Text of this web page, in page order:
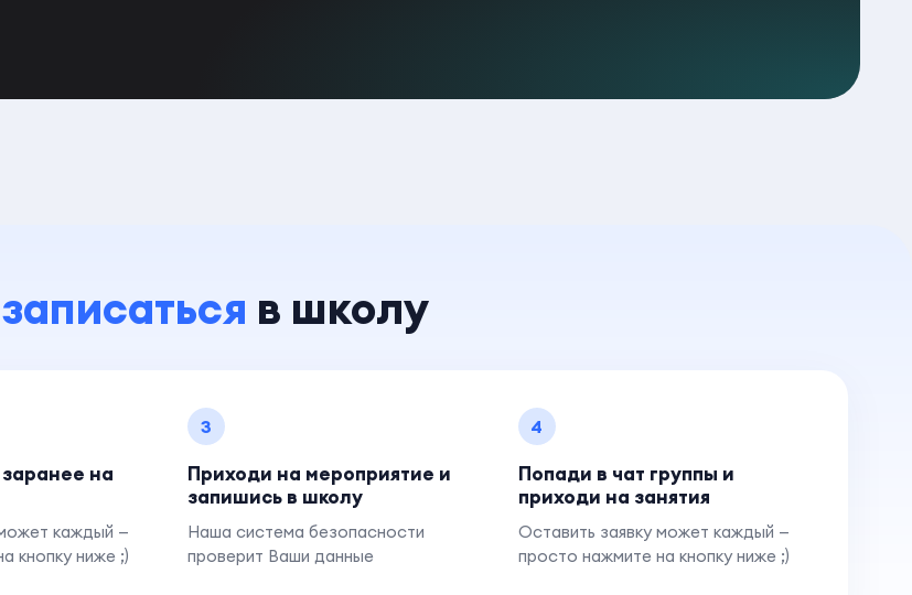
в школу
на
каждый —
кнопку ниже ;)
3
Приходи на мероприятие и
запишись в школу
Наша система безопасности
проверит Ваши данные
4
Попади в чат группы и
приходи на занятия
Оставить заявку может каждый —
просто нажмите на кнопку ниже ;)